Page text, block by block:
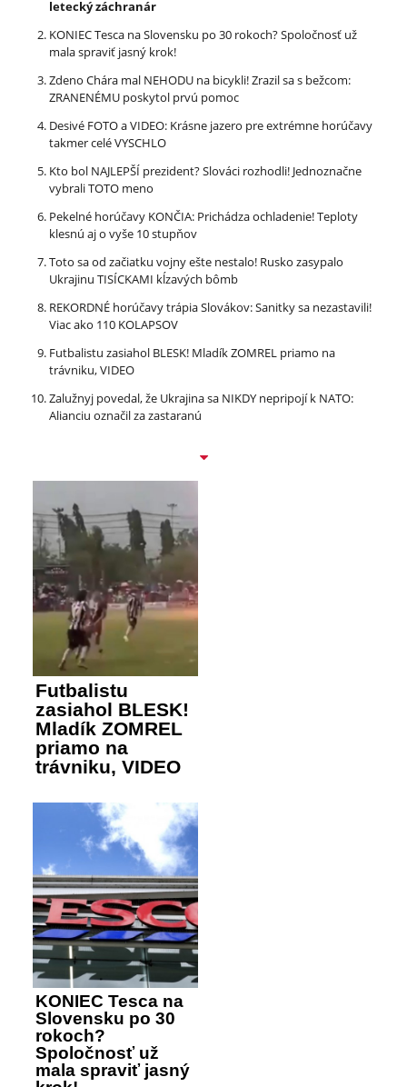
letecký záchranár
KONIEC Tesca na Slovensku po 30 rokoch? Spoločnosť už
mala spraviť jasný krok!
Zdeno Chára mal NEHODU na bicykli! Zrazil sa s bežcom:
ZRANENÉMU poskytol prvú pomoc
Desivé FOTO a VIDEO: Krásne jazero pre extrémne horúčavy
takmer celé VYSCHLO
Kto bol NAJLEPŠÍ prezident? Slováci rozhodli! Jednoznačne
vybrali TOTO meno
Pekelné horúčavy KONČIA: Prichádza ochladenie! Teploty
klesnú aj o vyše 10 stupňov
Toto sa od začiatku vojny ešte nestalo! Rusko zasypalo
Ukrajinu TISÍCKAMI kĺzavých bômb
REKORDNÉ horúčavy trápia Slovákov: Sanitky sa nezastavili!
Viac ako 110 KOLAPSOV
Futbalistu zasiahol BLESK! Mladík ZOMREL priamo na
trávniku, VIDEO
Zalužnyj povedal, že Ukrajina sa NIKDY nepripojí k NATO:
Alianciu označil za zastaranú
Futbalistu
zasiahol BLESK!
Mladík ZOMREL
priamo na
trávniku, VIDEO
KONIEC Tesca na
Slovensku po 30
rokoch?
Spoločnosť už
mala spraviť jasný